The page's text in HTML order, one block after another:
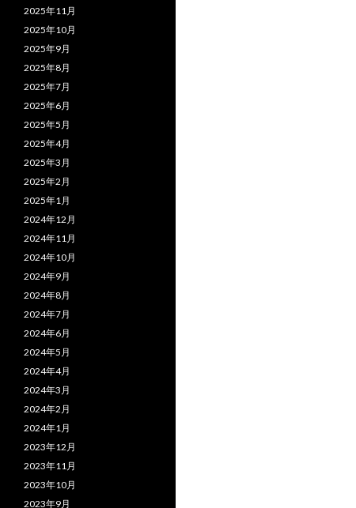
2025年11月
2025年10月
2025年9月
2025年8月
2025年7月
2025年6月
2025年5月
2025年4月
2025年3月
2025年2月
2025年1月
2024年12月
2024年11月
2024年10月
2024年9月
2024年8月
2024年7月
2024年6月
2024年5月
2024年4月
2024年3月
2024年2月
2024年1月
2023年12月
2023年11月
2023年10月
2023年9月